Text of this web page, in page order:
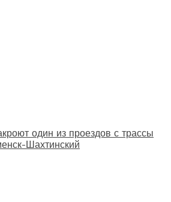
один из проездов с трассы
Шахтинский